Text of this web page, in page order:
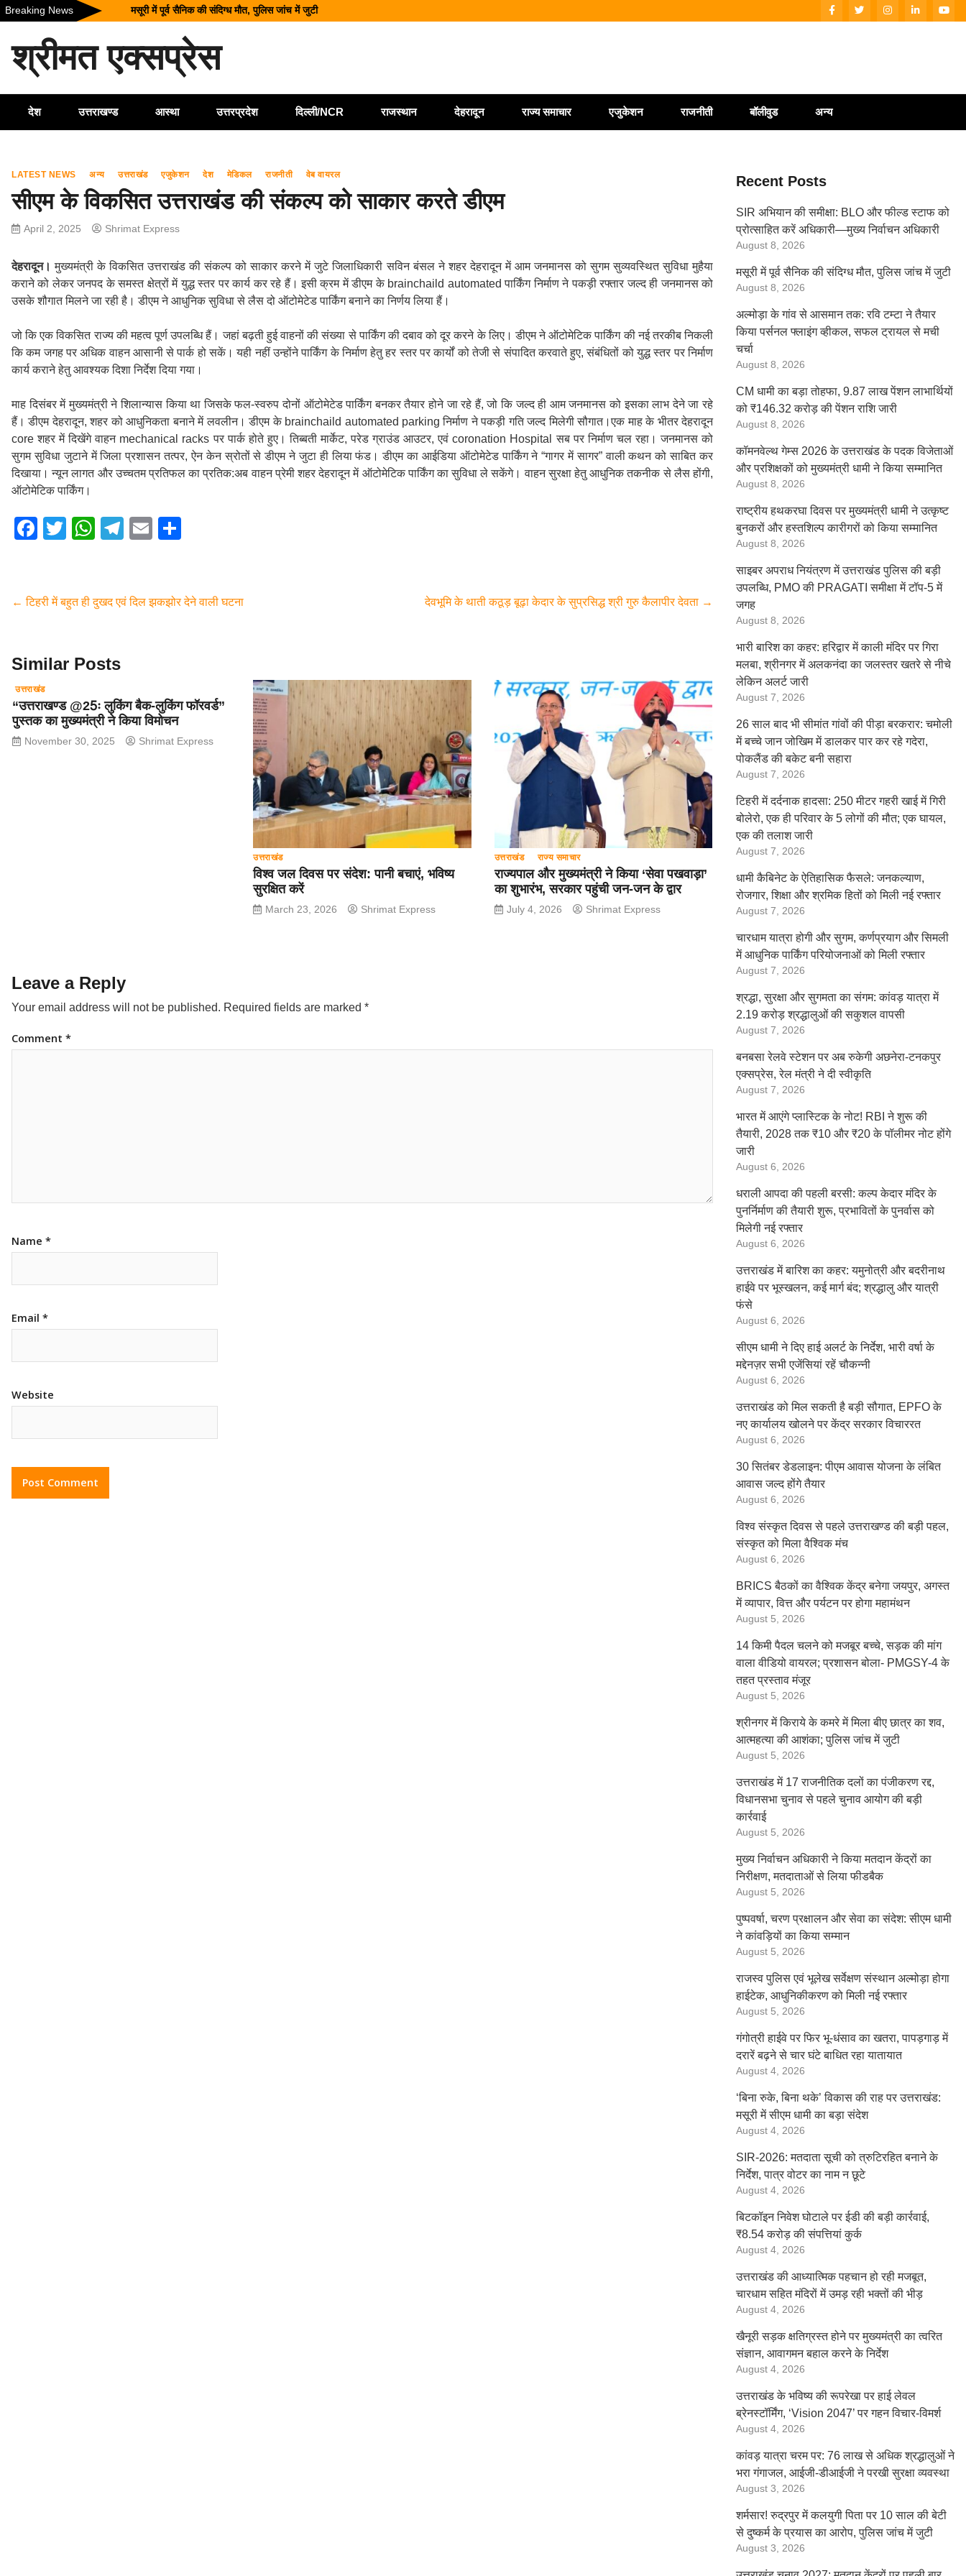
Skip
to
Breaking News
अल्मोड़ा के गांव से आसमान तक: रवि टम्टा ने तैयार किया पर्सनल फ्लाइंग व्हीकल, सफल ट्रायल से मची चर्चा
CM धामी का बड़ा तोहफा, 9.87 लाख पेंशन लाभार्थियों को ₹146.32 करोड़ की पेंशन राशि जारी
कॉमनवेल्थ गेम्स 2026 के उत्तराखंड के पदक विजेताओं और प्रशिक्षकों को मुख्यमंत्री धामी ने किया सम्मानित
SIR अभियान की समीक्षा: BLO और फील्ड स्टाफ को प्रोत्साहित करें अधिकारी—मुख्य निर्वाचन अधिकारी
श्रीमत एक्सप्रेस
देश उत्तराखण्ड आस्था उत्तरप्रदेश दिल्ली/NCR राजस्थान देहरादून राज्य समाचार एजुकेशन राजनीती बॉलीवुड अन्य
LATEST NEWS अन्य उत्तराखंड एजुकेशन देश मेडिकल राजनीती वेब वायरल
सीएम के विकसित उत्तराखंड की संकल्प को साकार करते डीएम
April 2, 2025 Shrimat Express
देहरादून। मुख्यमंत्री के विकसित उत्तराखंड की संकल्प को साकार करने में जुटे जिलाधिकारी सविन बंसल ने शहर देहरादून में आम जनमानस को सुगम सुव्यवस्थित सुविधा मुहैया
कराने को लेकर जनपद के समस्त क्षेत्रों में युद्ध स्तर पर कार्य कर रहे हैं। इसी क्रम में डीएम के brainchaild automated पार्किंग निर्माण ने पकड़ी रफ्तार जल्द ही जनमानस को
उसके शौगात मिलने जा रही है। डीएम ने आधुनिक सुविधा से लैस दो ऑटोमेटेड पार्किंग बनाने का निर्णय लिया हैं।
जो कि एक विकसित राज्य की महत्व पूर्ण उपलब्धि हैं। जहां बढ़ती हुई वाहनों की संख्या से पार्किंग की दबाव को दूर करने के लिए। डीएम ने ऑटोमेटिक पार्किंग की नई तरकीब निकली
कि कम जगह पर अधिक वाहन आसानी से पार्क हो सकें। यही नहीं उन्होंने पार्किंग के निर्माण हेतु हर स्तर पर कार्यों को तेजी से संपादित करवाते हुए, संबंधितों को युद्ध स्तर पर निर्माण
कार्य कराने हेतु आवश्यक दिशा निर्देश दिया गया।
माह दिसंबर में मुख्यमंत्री ने शिलान्यास किया था जिसके फल-स्वरुप दोनों ऑटोमेटेड पार्किंग बनकर तैयार होने जा रहे हैं, जो कि जल्द ही आम जनमानस को इसका लाभ देने जा रहे
हैं। डीएम देहरादून, शहर को आधुनिकता बनाने में लवलीन। डीएम के brainchaild automated parking निर्माण ने पकड़ी गति जल्द मिलेगी सौगात।एक माह के भीतर देहरादून
core शहर में दिखेंगे वाहन mechanical racks पर पार्क होते हुए। तिब्बती मार्केट, परेड ग्राउंड आउटर, एवं coronation Hospital सब पर निर्माण चल रहा। जनमानस को
सुगम सुविधा जुटाने में जिला प्रशासन तत्पर, ऐन केन स्रोतों से डीएम ने जुटा ही लिया फंड। डीएम का आईडिया ऑटोमेटेड पार्किंग ने “गागर में सागर” वाली कथन को साबित कर
दिखाया। न्यून लागत और उच्चतम प्रतिफल का प्रतिक:अब वाहन प्रेमी शहर देहरादून में ऑटोमेटिक पार्किंग का सुविधा ले सकेंगे। वाहन सुरक्षा हेतु आधुनिक तकनीक से लैस होंगी,
ऑटोमेटिक पार्किंग।
F
e
o
k
T
er
W
s
p
T
gr
E
e
← टिहरी में बहुत ही दुखद एवं दिल झकझोर देने वाली घटना देवभूमि के थाती कठूड़ बूढ़ा केदार के सुप्रसिद्ध श्री गुरु कैलापीर देवता →
Similar Posts
उत्तराखंड
“उत्तराखण्ड @25ः लुकिंग बैक-लुकिंग फॉरवर्ड”
पुस्तक का मुख्यमंत्री ने किया विमोचन
November 30, 2025 Shrimat Express
उत्तराखंड
विश्व जल दिवस पर संदेश: पानी बचाएं, भविष्य
सुरक्षित करें
March 23, 2026 Shrimat Express
उत्तराखंड राज्य समाचार
राज्यपाल और मुख्यमंत्री ने किया ‘सेवा पखवाड़ा’
का शुभारंभ, सरकार पहुंची जन-जन के द्वार
July 4, 2026 Shrimat Express
Leave a Reply
Your email address will not be published. Required fields are marked *
Comment *
Name *
Email *
Website
Recent Posts
SIR अभियान की समीक्षा: BLO और फील्ड स्टाफ को
प्रोत्साहित करें अधिकारी—मुख्य निर्वाचन अधिकारी
August 8, 2026
मसूरी में पूर्व सैनिक की संदिग्ध मौत, पुलिस जांच में जुटी
August 8, 2026
अल्मोड़ा के गांव से आसमान तक: रवि टम्टा ने तैयार
किया पर्सनल फ्लाइंग व्हीकल, सफल ट्रायल से मची
चर्चा
August 8, 2026
CM धामी का बड़ा तोहफा, 9.87 लाख पेंशन लाभार्थियों
को ₹146.32 करोड़ की पेंशन राशि जारी
August 8, 2026
कॉमनवेल्थ गेम्स 2026 के उत्तराखंड के पदक विजेताओं
और प्रशिक्षकों को मुख्यमंत्री धामी ने किया सम्मानित
August 8, 2026
राष्ट्रीय हथकरघा दिवस पर मुख्यमंत्री धामी ने उत्कृष्ट
बुनकरों और हस्तशिल्प कारीगरों को किया सम्मानित
August 8, 2026
साइबर अपराध नियंत्रण में उत्तराखंड पुलिस की बड़ी
उपलब्धि, PMO की PRAGATI समीक्षा में टॉप-5 में
जगह
August 8, 2026
भारी बारिश का कहर: हरिद्वार में काली मंदिर पर गिरा
मलबा, श्रीनगर में अलकनंदा का जलस्तर खतरे से नीचे
लेकिन अलर्ट जारी
August 7, 2026
26 साल बाद भी सीमांत गांवों की पीड़ा बरकरार: चमोली
में बच्चे जान जोखिम में डालकर पार कर रहे गदेरा,
पोकलैंड की बकेट बनी सहारा
August 7, 2026
टिहरी में दर्दनाक हादसा: 250 मीटर गहरी खाई में गिरी
बोलेरो, एक ही परिवार के 5 लोगों की मौत; एक घायल,
एक की तलाश जारी
August 7, 2026
धामी कैबिनेट के ऐतिहासिक फैसले: जनकल्याण,
रोजगार, शिक्षा और श्रमिक हितों को मिली नई रफ्तार
August 7, 2026
चारधाम यात्रा होगी और सुगम, कर्णप्रयाग और सिमली
में आधुनिक पार्किंग परियोजनाओं को मिली रफ्तार
August 7, 2026
श्रद्धा, सुरक्षा और सुगमता का संगम: कांवड़ यात्रा में
2.19 करोड़ श्रद्धालुओं की सकुशल वापसी
August 7, 2026
बनबसा रेलवे स्टेशन पर अब रुकेगी अछनेरा-टनकपुर
एक्सप्रेस, रेल मंत्री ने दी स्वीकृति
August 7, 2026
भारत में आएंगे प्लास्टिक के नोट! RBI ने शुरू की
तैयारी, 2028 तक ₹10 और ₹20 के पॉलीमर नोट होंगे
जारी
August 6, 2026
धराली आपदा की पहली बरसी: कल्प केदार मंदिर के
पुनर्निर्माण की तैयारी शुरू, प्रभावितों के पुनर्वास को
मिलेगी नई रफ्तार
August 6, 2026
उत्तराखंड में बारिश का कहर: यमुनोत्री और बदरीनाथ
हाईवे पर भूस्खलन, कई मार्ग बंद; श्रद्धालु और यात्री
फंसे
August 6, 2026
सीएम धामी ने दिए हाई अलर्ट के निर्देश, भारी वर्षा के
मद्देनज़र सभी एजेंसियां रहें चौकन्नी
August 6, 2026
उत्तराखंड को मिल सकती है बड़ी सौगात, EPFO के
नए कार्यालय खोलने पर केंद्र सरकार विचाररत
August 6, 2026
30 सितंबर डेडलाइन: पीएम आवास योजना के लंबित
आवास जल्द होंगे तैयार
August 6, 2026
विश्व संस्कृत दिवस से पहले उत्तराखण्ड की बड़ी पहल,
संस्कृत को मिला वैश्विक मंच
August 6, 2026
BRICS बैठकों का वैश्विक केंद्र बनेगा जयपुर, अगस्त
में व्यापार, वित्त और पर्यटन पर होगा महामंथन
August 5, 2026
14 किमी पैदल चलने को मजबूर बच्चे, सड़क की मांग
वाला वीडियो वायरल; प्रशासन बोला- PMGSY-4 के
तहत प्रस्ताव मंजूर
August 5, 2026
श्रीनगर में किराये के कमरे में मिला बीए छात्र का शव,
आत्महत्या की आशंका; पुलिस जांच में जुटी
August 5, 2026
उत्तराखंड में 17 राजनीतिक दलों का पंजीकरण रद्द,
विधानसभा चुनाव से पहले चुनाव आयोग की बड़ी
कार्रवाई
August 5, 2026
मुख्य निर्वाचन अधिकारी ने किया मतदान केंद्रों का
निरीक्षण, मतदाताओं से लिया फीडबैक
August 5, 2026
पुष्पवर्षा, चरण प्रक्षालन और सेवा का संदेश: सीएम धामी
ने कांवड़ियों का किया सम्मान
August 5, 2026
राजस्व पुलिस एवं भूलेख सर्वेक्षण संस्थान अल्मोड़ा होगा
हाईटेक, आधुनिकीकरण को मिली नई रफ्तार
August 5, 2026
गंगोत्री हाईवे पर फिर भू-धंसाव का खतरा, पापड़गाड़ में
दरारें बढ़ने से चार घंटे बाधित रहा यातायात
August 4, 2026
‘बिना रुके, बिना थके’ विकास की राह पर उत्तराखंड:
मसूरी में सीएम धामी का बड़ा संदेश
August 4, 2026
SIR-2026: मतदाता सूची को त्रुटिरहित बनाने के
निर्देश, पात्र वोटर का नाम न छूटे
August 4, 2026
बिटकॉइन निवेश घोटाले पर ईडी की बड़ी कार्रवाई,
₹8.54 करोड़ की संपत्तियां कुर्क
August 4, 2026
उत्तराखंड की आध्यात्मिक पहचान हो रही मजबूत,
चारधाम सहित मंदिरों में उमड़ रही भक्तों की भीड़
August 4, 2026
खैनूरी सड़क क्षतिग्रस्त होने पर मुख्यमंत्री का त्वरित
संज्ञान, आवागमन बहाल करने के निर्देश
August 4, 2026
उत्तराखंड के भविष्य की रूपरेखा पर हाई लेवल
ब्रेनस्टॉर्मिंग, ‘Vision 2047’ पर गहन विचार-विमर्श
August 4, 2026
कांवड़ यात्रा चरम पर: 76 लाख से अधिक श्रद्धालुओं ने
भरा गंगाजल, आईजी-डीआईजी ने परखी सुरक्षा व्यवस्था
August 3, 2026
शर्मसार! रुद्रपुर में कलयुगी पिता पर 10 साल की बेटी
से दुष्कर्म के प्रयास का आरोप, पुलिस जांच में जुटी
August 3, 2026